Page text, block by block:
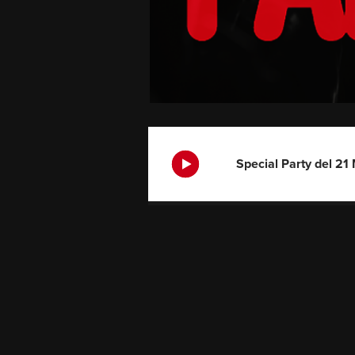
Special Party del